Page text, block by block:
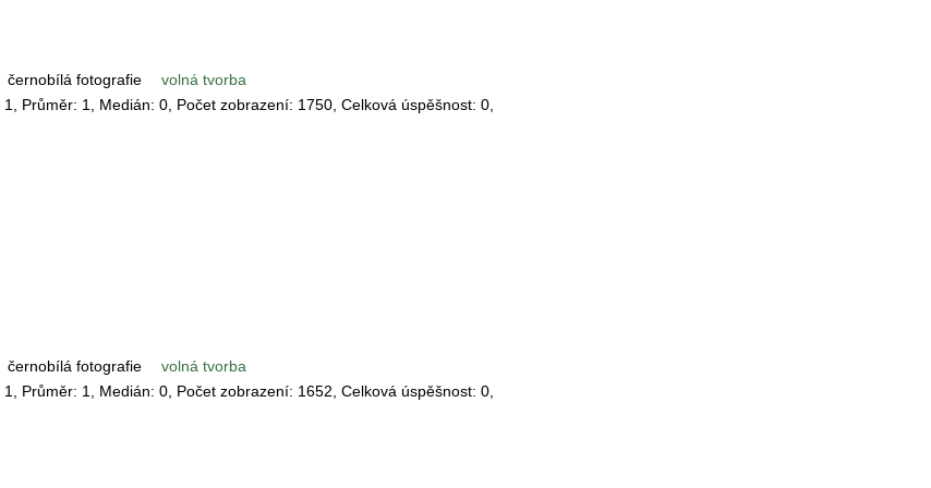
černobílá fotografie
volná tvorba
1 , Průměr: 1 , Medián: 0 , Počet zobrazení: 1750 , Celková úspěšnost: 0
černobílá fotografie
volná tvorba
1, Průměr: 1, Medián: 0, Počet zobrazení: 1652, Celková úspěšnost: 0,